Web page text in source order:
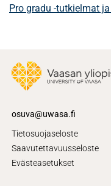
Pro gradu -tutkielmat
osuva@uwasa.fi
Tietosuojaseloste
Saavutettavuusseloste
Evästeasetukset